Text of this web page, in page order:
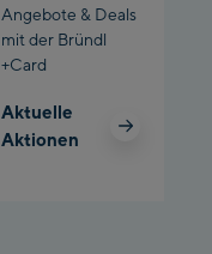
Angebote & Deals
mit der Bründl
+Card
Aktuelle
Aktionen